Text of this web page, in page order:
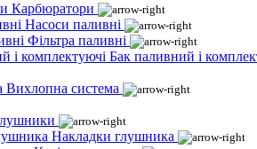
Карбюратори
Насоси паливні
Фільтра паливні
Бак паливний і
Вихлопна система
Накладки глушника